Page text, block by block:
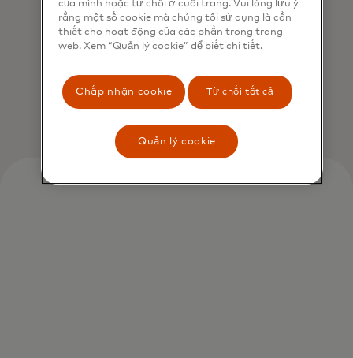
Ting Van Osdol
SVP, Mastercard Identity
của mình hoặc từ chối ở cuối trang. Vui lòng lưu ý
rằng một số cookie mà chúng tôi sử dụng là cần
thiết cho hoạt động của các phần trong trang
web. Xem “Quản lý cookie” để biết chi tiết.
Chấp nhận cookie Từ chối tất cả
Quản lý cookie